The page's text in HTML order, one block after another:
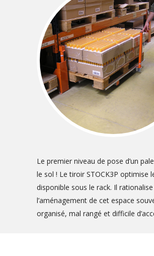
Le premier niveau de pose d’un
le sol ! Le tiroir STOCK3P optimise
disponible sous le rack. Il rationalise
l’aménagement de cet espace
organisé, mal rangé et difficile